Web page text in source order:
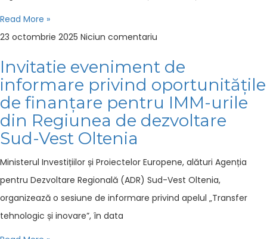
Read More »
23 octombrie 2025 Niciun comentariu
Invitatie eveniment de
informare privind oportunitățile
de finanțare pentru IMM-urile
din Regiunea de dezvoltare
Sud-Vest Oltenia
Ministerul Investițiilor și Proiectelor Europene, alături Agenția
pentru Dezvoltare Regională (ADR) Sud-Vest Oltenia,
organizează o sesiune de informare privind apelul „Transfer
tehnologic și inovare”, în data